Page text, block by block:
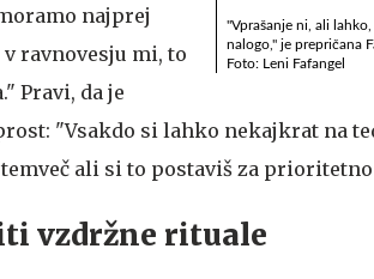
"Vprašanje ni, ali
nalogo," je prepričana
Foto: Leni Fafangel
najprej
ravnovesju mi, to
Pravi, da je
"Vsakdo si lahko nekajkrat na
ali si to postaviš za
vzdržne rituale